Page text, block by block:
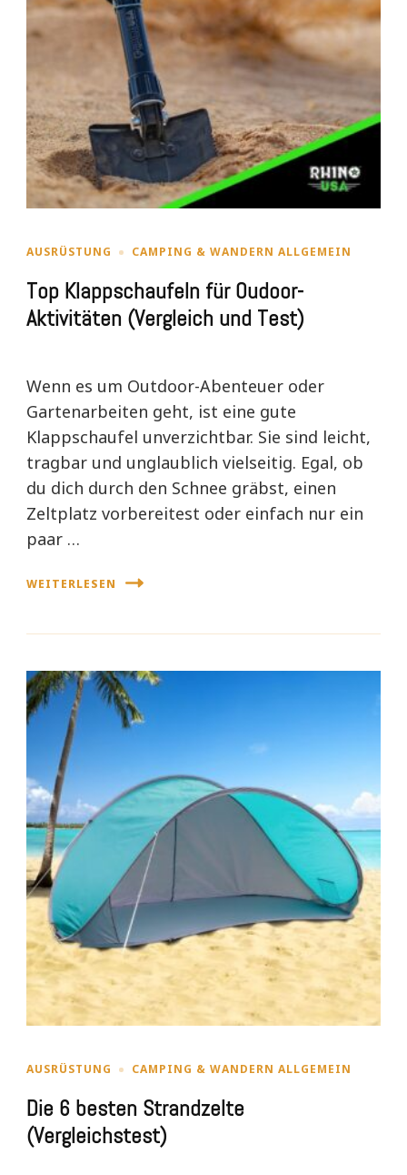
AUSRÜSTUNG CAMPING & WANDERN ALLGEMEIN
Top Klappschaufeln für Oudoor-
Aktivitäten (Vergleich und Test)
Wenn es um Outdoor-Abenteuer oder
Gartenarbeiten geht, ist eine gute
Klappschaufel unverzichtbar. Sie sind leicht,
tragbar und unglaublich vielseitig. Egal, ob
du dich durch den Schnee gräbst, einen
Zeltplatz vorbereitest oder einfach nur ein
paar …
WEITERLESEN
AUSRÜSTUNG CAMPING & WANDERN ALLGEMEIN
Die 6 besten Strandzelte
(Vergleichstest)